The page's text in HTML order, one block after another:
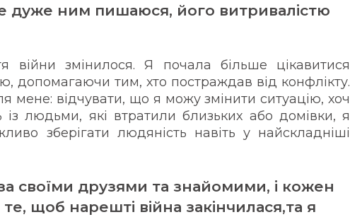
дуже ним пишаюся, його витривалістю
війни змінилося. Я почала більше цікавитися
допомагаючи тим, хто постраждав від конфлікту.
мене: відчувати, що я можу змінити ситуацію, хоч
із людьми, які втратили близьких або домівки, я
зберігати людяність навіть у найскладніші
своїми друзями та знайомими, і кожен
щоб нарешті війна закінчилася,та я